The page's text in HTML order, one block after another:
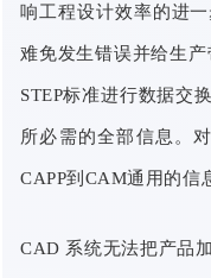
响工程设计效率的进
难免发生错误并给生
STEP标准进行数据交
所必需的全部信息。
CAPP到CAM通用的信
CAD 系统无法把产品